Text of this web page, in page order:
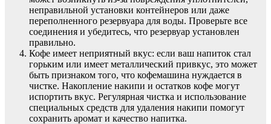
неправильной установки контейнеров или даже
переполненного резервуара для воды. Проверьте все
соединения и убедитесь, что резервуар установлен
правильно.
Кофе имеет неприятный вкус: если ваш напиток стал
горьким или имеет металлический привкус, это может
быть признаком того, что кофемашина нуждается в
чистке. Накопление накипи и остатков кофе могут
испортить вкус. Регулярная чистка и использование
специальных средств для удаления накипи помогут
сохранить аромат и качество напитка.